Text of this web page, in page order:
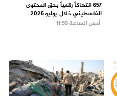
657 انتهاكاً رقمياً بحق المحتوى
الفلسطيني خلال يوليو 2026
أمس الساعة 11:59